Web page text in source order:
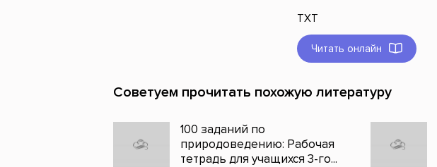
TXT
Читать онлайн
Советуем прочитать похожую литературу
100 заданий по
природоведению: Рабочая
тетрадь для учащихся 3-го...